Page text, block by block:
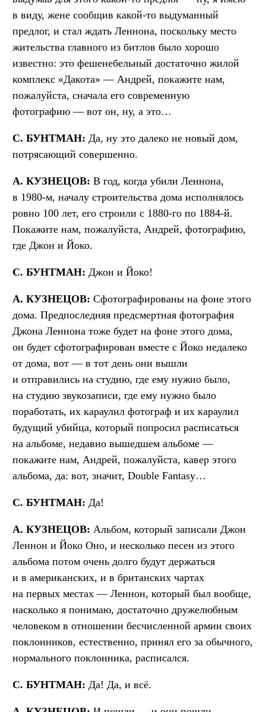
в виду, жене сообщив какой-то выдуманный
предлог, и стал ждать Леннона, поскольку место
жительства главного из битлов было хорошо
известно: это фешенебельный достаточно жилой
комплекс «Дакота» — Андрей, покажите нам,
пожалуйста, сначала его современную
фотографию — вот он, ну, а это…
С. БУНТМАН: Да, ну это далеко не новый дом,
потрясающий совершенно.
А. КУЗНЕЦОВ: В год, когда убили Леннона,
в 1980-м, началу строительства дома исполнялось
ровно 100 лет, его строили с 1880-го по 1884-й.
Покажите нам, пожалуйста, Андрей, фотографию,
где Джон и Йоко.
С. БУНТМАН: Джон и Йоко!
А. КУЗНЕЦОВ: Сфотографированы на фоне этого
дома. Предпоследняя предсмертная фотография
Джона Леннона тоже будет на фоне этого дома,
он будет сфотографирован вместе с Йоко недалеко
от дома, вот — в тот день они вышли
и отправились на студию, где ему нужно было,
на студию звукозаписи, где ему нужно было
поработать, их караулил фотограф и их караулил
будущий убийца, который попросил расписаться
на альбоме, недавно вышедшем альбоме —
покажите нам, Андрей, пожалуйста, кавер этого
альбома, да: вот, значит, Double Fantasy…
С. БУНТМАН: Да!
А. КУЗНЕЦОВ: Альбом, который записали Джон
Леннон и Йоко Оно, и несколько песен из этого
альбома потом очень долго будут держаться
и в американских, и в британских чартах
на первых местах — Леннон, который был вообще,
насколько я понимаю, достаточно дружелюбным
человеком в отношении бесчисленной армии своих
поклонников, естественно, принял его за обычного,
нормального поклонника, расписался.
С. БУНТМАН: Да! Да, и всё.